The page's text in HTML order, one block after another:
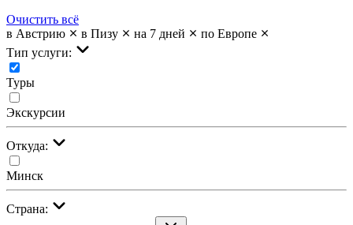
Очистить всё
в Австрию
в Пизу на 7 дней
по Европе
Тип услуги:
Туры
Экскурсии
Откуда:
Минск
Страна: